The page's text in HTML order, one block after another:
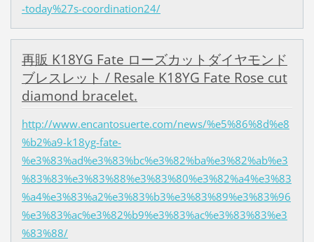
-today%27s-coordination24/
再販 K18YG Fate ローズカットダイヤモンド
ブレスレット / Resale K18YG Fate Rose cut
diamond bracelet.
http://www.encantosuerte.com/news/%e5%86%8d%e8
%b2%a9-k18yg-fate-
%e3%83%ad%e3%83%bc%e3%82%ba%e3%82%ab%e3
%83%83%e3%83%88%e3%83%80%e3%82%a4%e3%83
%a4%e3%83%a2%e3%83%b3%e3%83%89%e3%83%96
%e3%83%ac%e3%82%b9%e3%83%ac%e3%83%83%e3
%83%88/